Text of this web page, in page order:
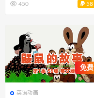
A40091
450 58
免费
英语动画